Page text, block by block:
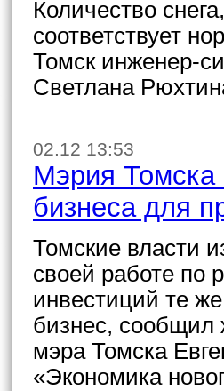
Количество
соответствует
Томск инженер-
Светлана
02.12 13:53
Мэрия Томска
бизнеса для
Томские власти
своей работе по
инвестиций те
бизнес, сообщил
мэра Томска
«Экономика